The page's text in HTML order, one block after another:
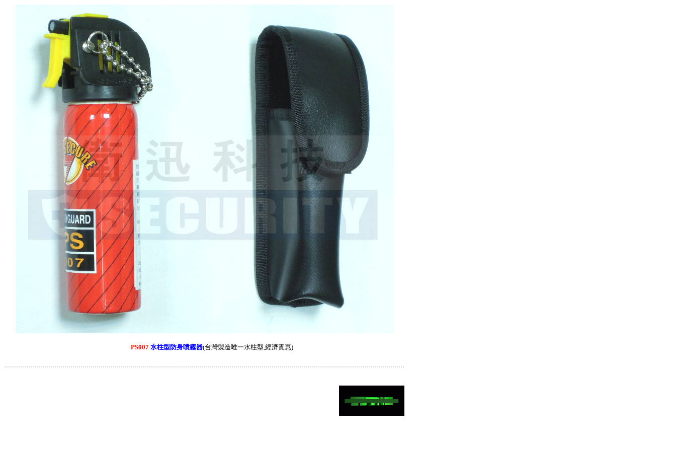
PS007 水柱型防身噴霧器(台灣製造唯一水柱型,經濟實惠)
.......................................................................................................................................................................................................